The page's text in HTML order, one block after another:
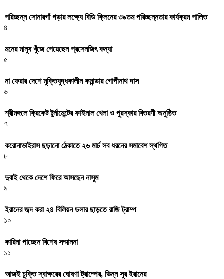
পরিচ্ছন্ন সোনারগাঁ গড়ার লক্ষ্যে বিডি ক্লিনের ৩৯তম পরিচ্ছন্নতার কার্যক্রম পালিত
৪
মনের মানুষ খুঁজে পেয়েছেন প্রসেনজিৎ কন্যা
৫
না ফেরার দেশে মুক্তিযুদ্ধকালীন কমান্ডার গোপীনাথ দাস
৬
শ্রীমঙ্গলে ক্রিকেট টুর্নামেন্টের ফাইনাল খেলা ও পুরস্কার বিতরণী অনুষ্ঠিত
৭
করোনাভাইরাস ছড়ানো ঠেকাতে ২৬ মার্চ সব ধরনের সমাবেশ স্থগিত
৮
দুবাই থেকে দেশে ফিরে আসছেন নাসুম
৯
ইরানের জব্দ করা ২৪ বিলিয়ন ডলার ছাড়তে রাজি ট্রাম্প
১০
কারিনা পাচ্ছেন বিশেষ সম্মাননা
১১
আজই চুক্তি স্বাক্ষরের ঘোষণা ট্রাম্পের, ভিন্ন সুর ইরানের